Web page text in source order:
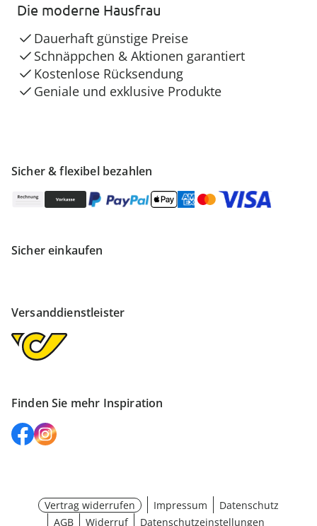
Sicher & flexibel bezahlen
Sicher einkaufen
Versanddienstleister
Finden Sie mehr Inspiration
Die moderne Hausfrau
Dauerhaft günstige Preise
Schnäppchen & Aktionen garantiert
Kostenlose Rücksendung
Geniale und exklusive Produkte
Vertrag widerrufen Impressum
Datenschutz
AGB
Widerruf Datenschutzeinstellungen